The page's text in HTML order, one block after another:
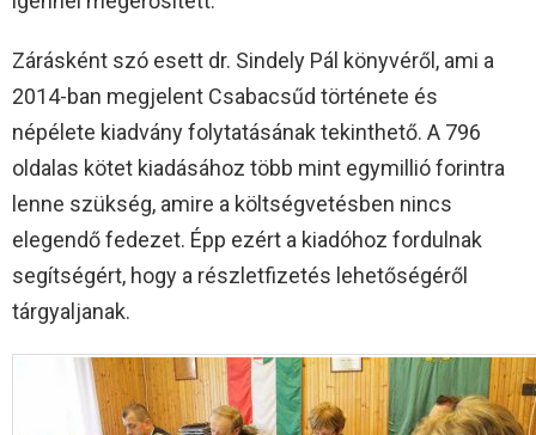
Zárásként szó esett dr. Sindely Pál könyvéről, ami a
2014-ban megjelent Csabacsűd története és
népélete kiadvány folytatásának tekinthető. A 796
oldalas kötet kiadásához több mint egymillió forintra
lenne szükség, amire a költségvetésben nincs
elegendő fedezet. Épp ezért a kiadóhoz fordulnak
segítségért, hogy a részletfizetés lehetőségéről
tárgyaljanak.